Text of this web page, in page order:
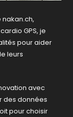
GPS, je
pour aider
leurs
avec
des données
pour choisir